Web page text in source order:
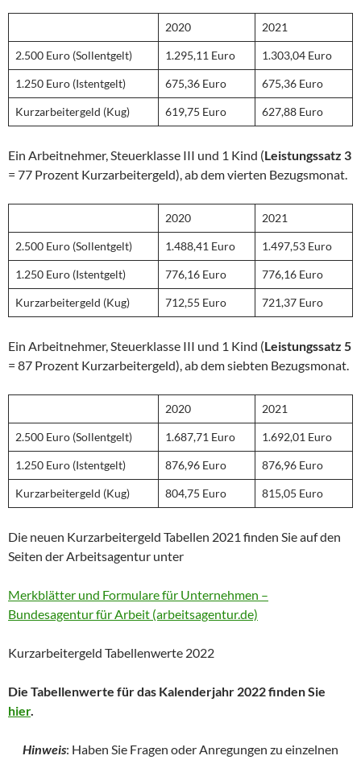
2020 2021
2.500 Euro (Sollentgelt) 1.295,11 Euro 1.303,04 Euro
1.250 Euro (Istentgelt) 675,36 Euro 675,36 Euro
Kurzarbeitergeld (Kug) 619,75 Euro 627,88 Euro
Ein Arbeitnehmer, Steuerklasse III und 1 Kind (Leistungssatz 3
= 77 Prozent Kurzarbeitergeld), ab dem vierten Bezugsmonat.
2020 2021
2.500 Euro (Sollentgelt) 1.488,41 Euro 1.497,53 Euro
1.250 Euro (Istentgelt) 776,16 Euro 776,16 Euro
Kurzarbeitergeld (Kug) 712,55 Euro 721,37 Euro
Ein Arbeitnehmer, Steuerklasse III und 1 Kind (Leistungssatz 5
= 87 Prozent Kurzarbeitergeld), ab dem siebten Bezugsmonat.
2020 2021
2.500 Euro (Sollentgelt) 1.687,71 Euro 1.692,01 Euro
1.250 Euro (Istentgelt) 876,96 Euro 876,96 Euro
Kurzarbeitergeld (Kug) 804,75 Euro 815,05 Euro
Die neuen Kurzarbeitergeld Tabellen 2021 finden Sie auf den
Seiten der Arbeitsagentur unter
Merkblätter und Formulare für Unternehmen –
Bundesagentur für Arbeit (arbeitsagentur.de)
Kurzarbeitergeld Tabellenwerte 2022
Die Tabellenwerte für das Kalenderjahr 2022 finden Sie
hier.
Hinweis: Haben Sie Fragen oder Anregungen zu einzelnen